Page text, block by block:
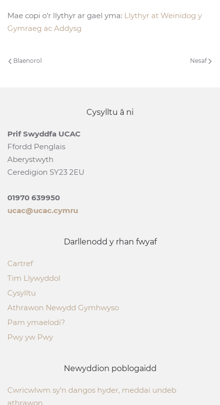
Mae copi o'r llythyr ar gael yma: Llythyr at Weinidog y
Gymraeg ac Addysg
Blaenorol Nesaf
Cysylltu â ni
Prif Swyddfa UCAC
Ffordd Penglais
Aberystwyth
Ceredigion SY23 2EU
01970 639950
ucac@ucac.cymru
Darllenodd y rhan fwyaf
Cartref
Tim Llywyddol
Cysylltu
Athrawon Newydd Gymhwyso
Pam ymaelodi?
Pwy yw Pwy
Newyddion poblogaidd
Cwricwlwm sy’n dangos hyder, meddai undeb
athrawon